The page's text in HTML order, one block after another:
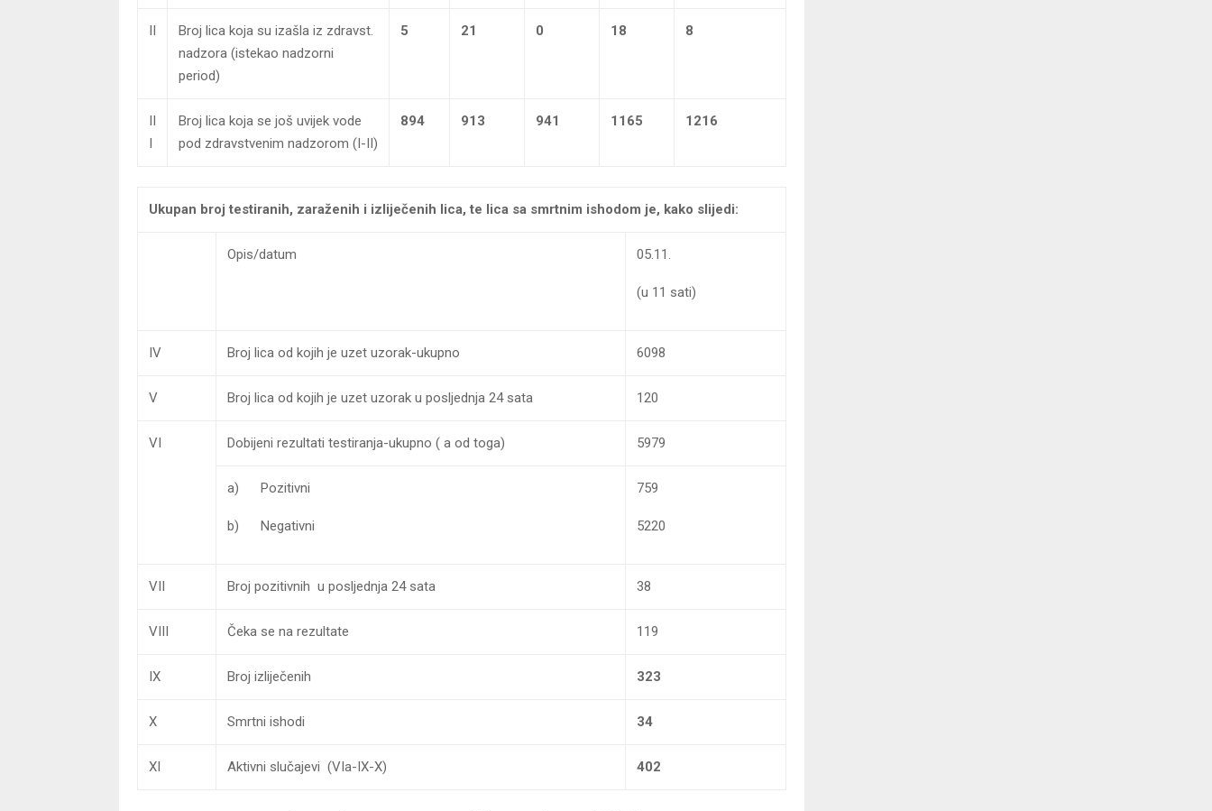
II
Broj lica koja su izašla iz zdravst.
nadzora (istekao nadzorni
period)
5 21 0 18 8
II
I
Broj lica koja se još uvijek vode
pod zdravstvenim nadzorom (I-II)
894 913 941 1165 1216
Ukupan broj testiranih, zaraženih i izliječenih lica, te lica sa smrtnim ishodom je, kako slijedi:
Opis/datum 05.11.
(u 11 sati)
IV Broj lica od kojih je uzet uzorak-ukupno 6098
V Broj lica od kojih je uzet uzorak u posljednja 24 sata 120
VI Dobijeni rezultati testiranja-ukupno ( a od toga) 5979
a) Pozitivni
b) Negativni
759
5220
VII Broj pozitivnih u posljednja 24 sata 38
VIII Čeka se na rezultate 119
IX Broj izliječenih 323
X Smrtni ishodi 34
XI Aktivni slučajevi (VIa-IX-X) 402